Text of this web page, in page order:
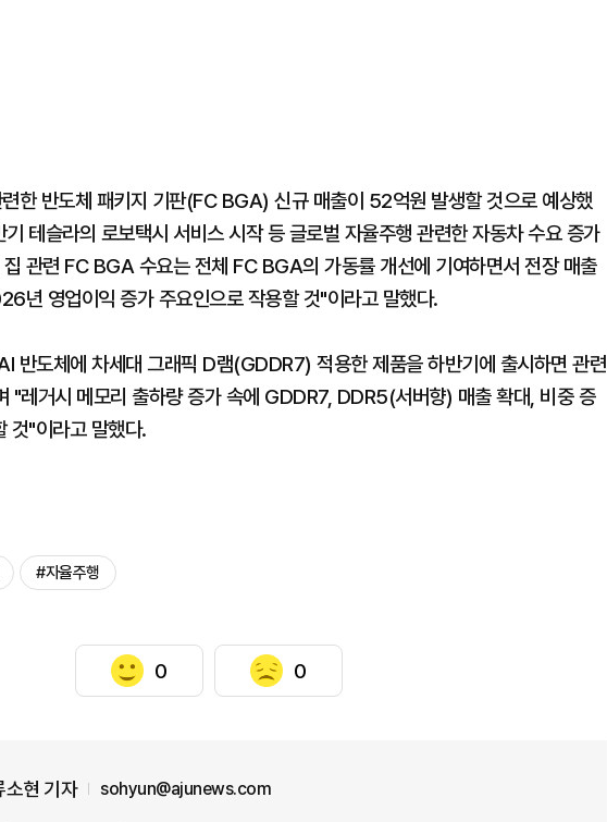
한 반도체 패키지 기판(FC BGA) 신규 매출이 52억원 발생할 것으로 예상했
테슬라의 로보택시 서비스 시작 등 글로벌 자율주행 관련한 자동차 수요 증가
관련 FC BGA 수요는 전체 FC BGA의 가동률 개선에 기여하면서 전장 매출
년 영업이익 증가 주요인으로 작용할 것"이라고 말했다.
반도체에 차세대 그래픽 D램(GDDR7) 적용한 제품을 하반기에 출시하면 관련
"레거시 메모리 출하량 증가 속에 GDDR7, DDR5(서버향) 매출 확대, 비중 증
것"이라고 말했다.
#자율주행
0 0
소현 기자 sohyun@ajunews.com